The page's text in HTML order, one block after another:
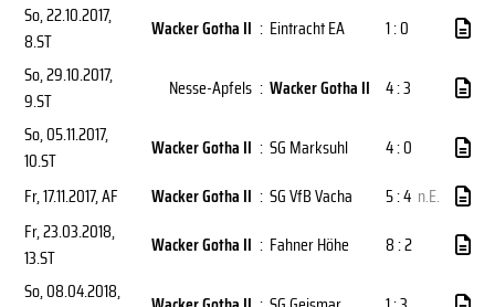
So, 22.10.2017,
8.ST
Wacker Gotha II : Eintracht EA
1 : 0
So, 29.10.2017,
9.ST
Nesse-Apfels : Wacker Gotha II 4 : 3
So, 05.11.2017,
10.ST
Wacker Gotha II : SG Marksuhl
4 : 0
Fr, 17.11.2017, AF Wacker Gotha II : SG VfB Vacha 5 : 4 n.E.
Fr, 23.03.2018,
13.ST
Wacker Gotha II : Fahner Höhe
8 : 2
So, 08.04.2018,